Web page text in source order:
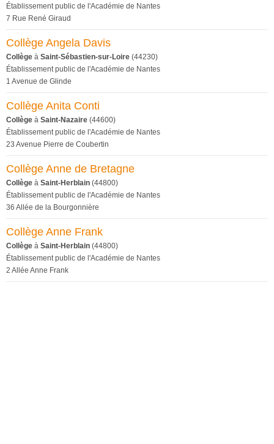
Établissement public de l'Académie de Nantes
7 Rue René Giraud
Collège Angela Davis
Collège à Saint-Sébastien-sur-Loire (44230)
Établissement public de l'Académie de Nantes
1 Avenue de Glinde
Collège Anita Conti
Collège à Saint-Nazaire (44600)
Établissement public de l'Académie de Nantes
23 Avenue Pierre de Coubertin
Collège Anne de Bretagne
Collège à Saint-Herblain (44800)
Établissement public de l'Académie de Nantes
36 Allée de la Bourgonnière
Collège Anne Frank
Collège à Saint-Herblain (44800)
Établissement public de l'Académie de Nantes
2 Allée Anne Frank